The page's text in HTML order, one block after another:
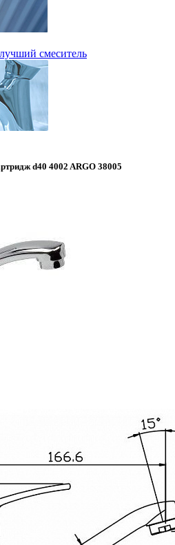
смеситель
d40 4002 ARGO 38005